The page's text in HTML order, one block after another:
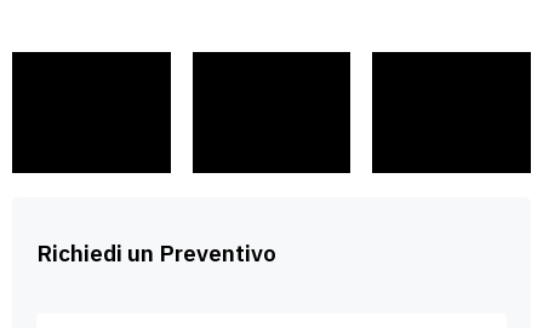
Richiedi un Preventivo